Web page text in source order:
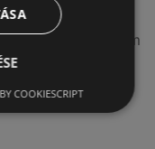
3,58 km
COOKIESCRIPT